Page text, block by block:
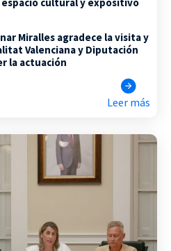
Miralles agradece la visita y
Valenciana y Diputación
la actuación
Leer más